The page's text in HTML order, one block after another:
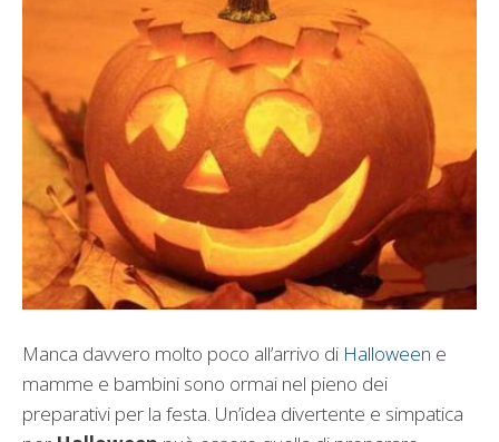
Manca davvero molto poco all’arrivo di Halloween e
mamme e bambini sono ormai nel pieno dei
preparativi per la festa. Un’idea divertente e simpatica